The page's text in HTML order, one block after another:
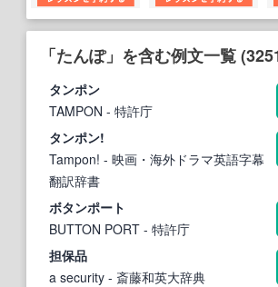
「たんぽ」を含む例文一覧
タンポン
TAMPON - 特許庁
タンポン!
Tampon! - 映画・海外ドラマ英語字幕
翻訳辞書
ボタンポート
BUTTON PORT - 特許庁
担保品
a security - 斎藤和英大辞典